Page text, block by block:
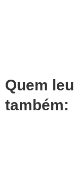
Quem
também: